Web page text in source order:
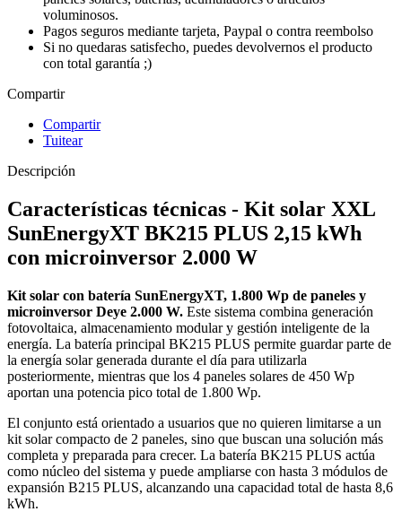
voluminosos.
Pagos seguros mediante tarjeta, Paypal o contra reembolso
Si no quedaras satisfecho, puedes devolvernos el producto
con total garantía ;)
Compartir
Compartir
Tuitear
Descripción
Características técnicas - Kit solar XXL
SunEnergyXT BK215 PLUS 2,15 kWh
con microinversor 2.000 W
Kit solar con batería SunEnergyXT, 1.800 Wp de paneles y
microinversor Deye 2.000 W. Este sistema combina generación
fotovoltaica, almacenamiento modular y gestión inteligente de la
energía. La batería principal BK215 PLUS permite guardar parte de
la energía solar generada durante el día para utilizarla
posteriormente, mientras que los 4 paneles solares de 450 Wp
aportan una potencia pico total de 1.800 Wp.
El conjunto está orientado a usuarios que no quieren limitarse a un
kit solar compacto de 2 paneles, sino que buscan una solución más
completa y preparada para crecer. La batería BK215 PLUS actúa
como núcleo del sistema y puede ampliarse con hasta 3 módulos de
expansión B215 PLUS, alcanzando una capacidad total de hasta 8,6
kWh.